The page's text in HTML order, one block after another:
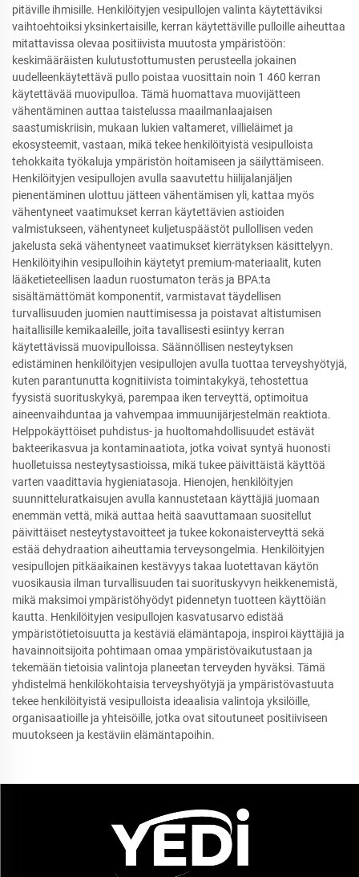
pitäville ihmisille. Henkilöityjen vesipullojen valinta käytettäviksi
vaihtoehtoiksi yksinkertaisille, kerran käytettäville pulloille aiheuttaa
mitattavissa olevaa positiivista muutosta ympäristöön:
keskimääräisten kulutustottumusten perusteella jokainen
uudelleenkäytettävä pullo poistaa vuosittain noin 1 460 kerran
käytettävää muovipulloa. Tämä huomattava muovijätteen
vähentäminen auttaa taistelussa maailmanlaajaisen
saastumiskriisin, mukaan lukien valtameret, villieläimet ja
ekosysteemit, vastaan, mikä tekee henkilöityistä vesipulloista
tehokkaita työkaluja ympäristön hoitamiseen ja säilyttämiseen.
Henkilöityjen vesipullojen avulla saavutettu hiilijalanjäljen
pienentäminen ulottuu jätteen vähentämisen yli, kattaa myös
vähentyneet vaatimukset kerran käytettävien astioiden
valmistukseen, vähentyneet kuljetuspäästöt pullollisen veden
jakelusta sekä vähentyneet vaatimukset kierrätyksen käsittelyyn.
Henkilöityihin vesipulloihin käytetyt premium-materiaalit, kuten
lääketieteellisen laadun ruostumaton teräs ja BPA:ta
sisältämättömät komponentit, varmistavat täydellisen
turvallisuuden juomien nauttimisessa ja poistavat altistumisen
haitallisille kemikaaleille, joita tavallisesti esiintyy kerran
käytettävissä muovipulloissa. Säännöllisen nesteytyksen
edistäminen henkilöityjen vesipullojen avulla tuottaa terveyshyötyjä,
kuten parantunutta kognitiivista toimintakykyä, tehostettua
fyysistä suorituskykyä, parempaa iken terveyttä, optimoitua
aineenvaihduntaa ja vahvempaa immuunijärjestelmän reaktiota.
Helppokäyttöiset puhdistus- ja huoltomahdollisuudet estävät
bakteerikasvua ja kontaminaatiota, jotka voivat syntyä huonosti
huolletuissa nesteytysastioissa, mikä tukee päivittäistä käyttöä
varten vaadittavia hygieniatasoja. Hienojen, henkilöityjen
suunnitteluratkaisujen avulla kannustetaan käyttäjiä juomaan
enemmän vettä, mikä auttaa heitä saavuttamaan suositellut
päivittäiset nesteytystavoitteet ja tukee kokonaisterveyttä sekä
estää dehydraation aiheuttamia terveysongelmia. Henkilöityjen
vesipullojen pitkäaikainen kestävyys takaa luotettavan käytön
vuosikausia ilman turvallisuuden tai suorituskyvyn heikkenemistä,
mikä maksimoi ympäristöhyödyt pidennetyn tuotteen käyttöiän
kautta. Henkilöityjen vesipullojen kasvatusarvo edistää
ympäristötietoisuutta ja kestäviä elämäntapoja, inspiroi käyttäjiä ja
havainnoitsijoita pohtimaan omaa ympäristövaikutustaan ja
tekemään tietoisia valintoja planeetan terveyden hyväksi. Tämä
yhdistelmä henkilökohtaisia terveyshyötyjä ja ympäristövastuuta
tekee henkilöityistä vesipulloista ideaalisia valintoja yksilöille,
organisaatioille ja yhteisöille, jotka ovat sitoutuneet positiiviseen
muutokseen ja kestäviin elämäntapoihin.